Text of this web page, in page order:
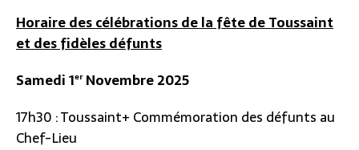
Horaire des célébrations de la fête de Toussaint
et des fidèles défunts
Samedi 1erNovembre 2025
17h30 : Toussaint+ Commémoration des défunts au
Chef-Lieu